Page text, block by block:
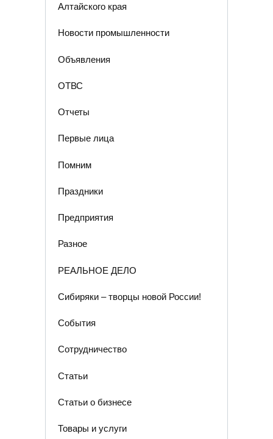
Алтайского края
Новости промышленности
Объявления
ОТВС
Отчеты
Первые лица
Помним
Праздники
Предприятия
Разное
РЕАЛЬНОЕ ДЕЛО
Сибиряки – творцы новой России!
События
Сотрудничество
Статьи
Статьи о бизнесе
Товары и услуги